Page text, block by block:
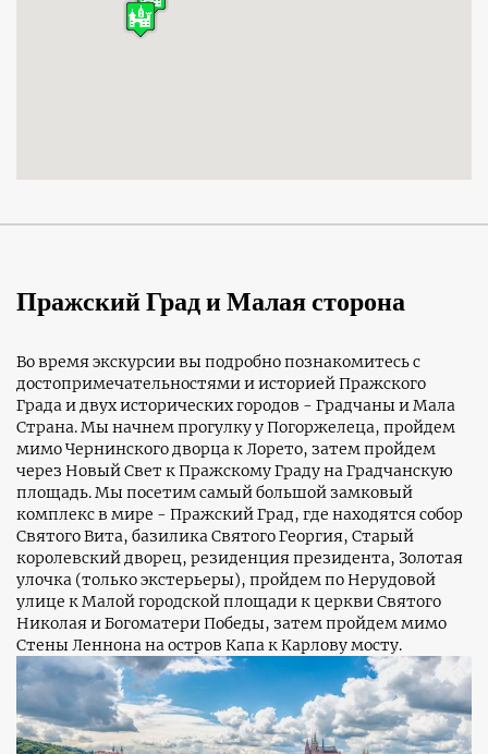
Пражский Град и Малая сторона
Во время экскурсии вы подробно познакомитесь с
достопримечательностями и историей Пражского
Града и двух исторических городов - Градчаны и Мала
Страна. Мы начнем прогулку у Погоржелеца, пройдем
мимо Чернинского дворца к Лорето, затем пройдем
через Новый Свет к Пражскому Граду на Градчанскую
площадь. Мы посетим самый большой замковый
комплекс в мире - Пражский Град, где находятся собор
Святого Вита, базилика Святого Георгия, Старый
королевский дворец, резиденция президента, Золотая
улочка (только экстерьеры), пройдем по Нерудовой
улице к Малой городской площади к церкви Святого
Николая и Богоматери Победы, затем пройдем мимо
Стены Леннона на остров Капа к Карлову мосту.